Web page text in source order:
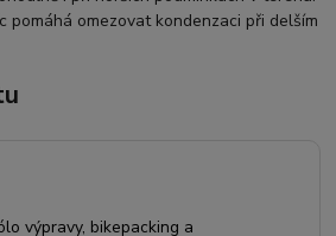
pomáhá omezovat kondenzaci při delším
výpravy, bikepacking a